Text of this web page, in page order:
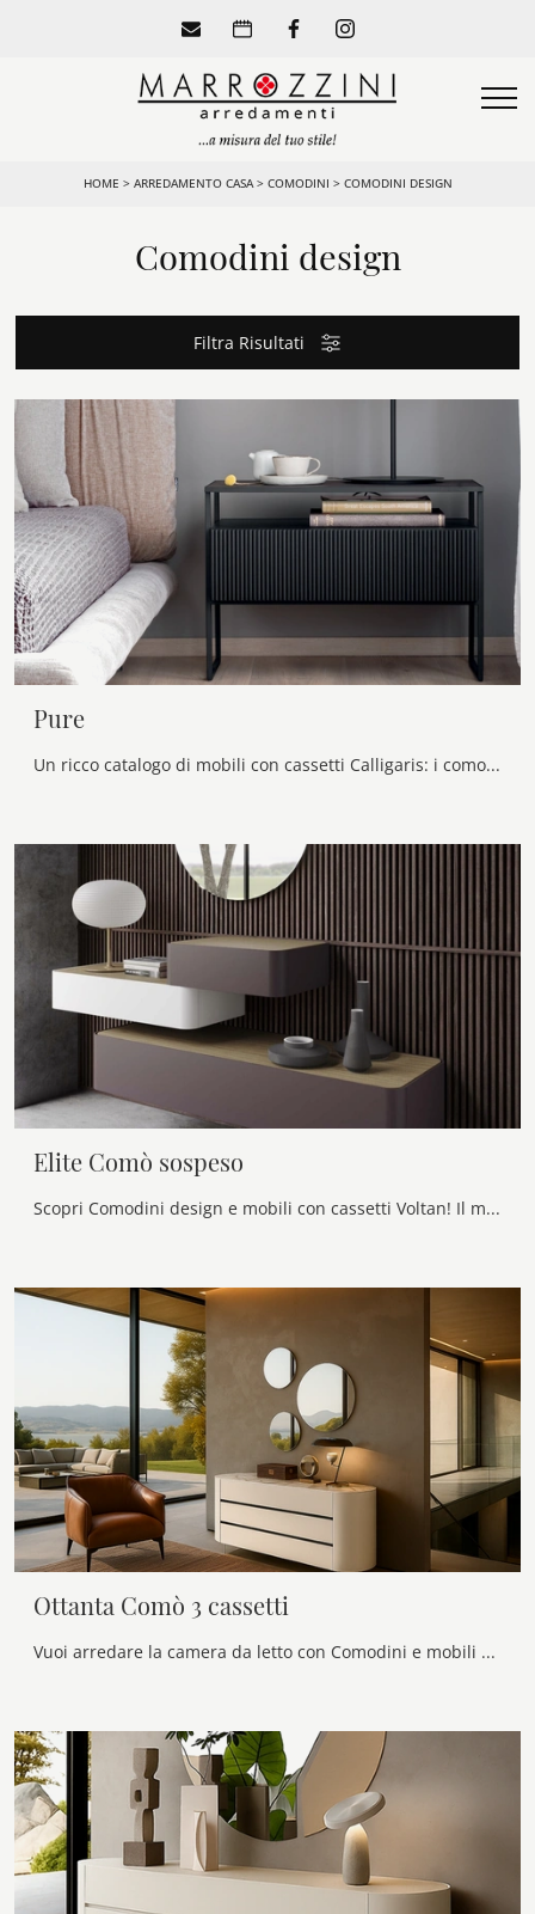
HOME > ARREDAMENTO CASA> COMODINI > COMODINI DESIGN
Comodini design
Filtra Risultati
Pure
Un ricco catalogo di mobili con cassetti Calligaris: i comodini design in legno, come Pure, sono tra le proposte più originali.
Elite Comò sospeso
Scopri Comodini design e mobili con cassetti Voltan! Il modello Elite Comò sospeso costruito in laccato opaco è l'acquisto perfetto.
Ottanta Comò 3 cassetti
Vuoi arredare la camera da letto con Comodini e mobili con cassetti di Voltan? Ecco qui il modello Ottanta Comò 3 cassetti in laccato opaco per spazi ...